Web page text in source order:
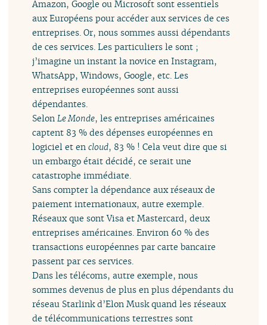
Amazon, Google ou Microsoft sont essentiels
aux Européens pour accéder aux services de ces
entreprises. Or, nous sommes aussi dépendants
de ces services. Les particuliers le sont ;
j’imagine un instant la novice en Instagram,
WhatsApp, Windows, Google, etc. Les
entreprises européennes sont aussi
dépendantes.
Selon Le Monde, les entreprises américaines
captent 83 % des dépenses européennes en
logiciel et encloud, 83 % ! Cela veut dire que si
un embargo était décidé, ce serait une
catastrophe immédiate.
Sans compter la dépendance aux réseaux de
paiement internationaux, autre exemple.
Réseaux que sont Visa et Mastercard, deux
entreprises américaines. Environ 60 % des
transactions européennes par carte bancaire
passent par ces services.
Dans les télécoms, autre exemple, nous
sommes devenus de plus en plus dépendants du
réseau Starlink d’Elon Musk quand les réseaux
de télécommunications terrestres sont